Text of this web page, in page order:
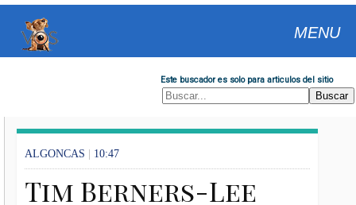
MENU
Este buscador es solo para articulos del sitio
ALGONCAS | 10:47
Tim Berners-Lee